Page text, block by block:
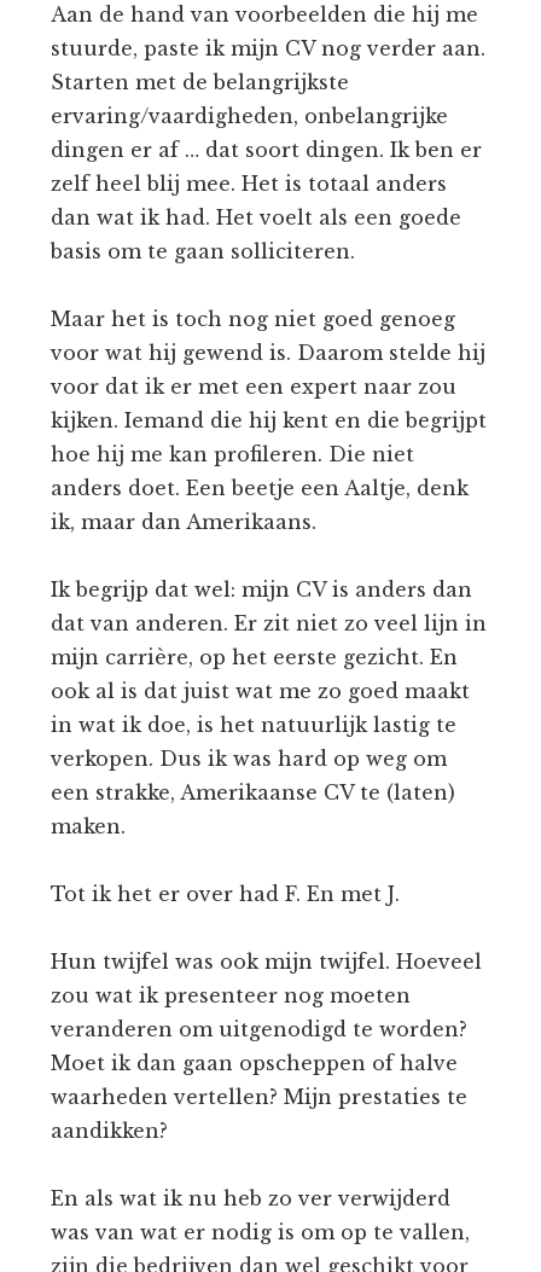
Aan de hand van voorbeelden die hij me
stuurde, paste ik mijn CV nog verder aan.
Starten met de belangrijkste
ervaring/vaardigheden, onbelangrijke
dingen er af … dat soort dingen. Ik ben er
zelf heel blij mee. Het is totaal anders
dan wat ik had. Het voelt als een goede
basis om te gaan solliciteren.
Maar het is toch nog niet goed genoeg
voor wat hij gewend is. Daarom stelde hij
voor dat ik er met een expert naar zou
kijken. Iemand die hij kent en die begrijpt
hoe hij me kan profileren. Die niet
anders doet. Een beetje een Aaltje, denk
ik, maar dan Amerikaans.
Ik begrijp dat wel: mijn CV is anders dan
dat van anderen. Er zit niet zo veel lijn in
mijn carrière, op het eerste gezicht. En
ook al is dat juist wat me zo goed maakt
in wat ik doe, is het natuurlijk lastig te
verkopen. Dus ik was hard op weg om
een strakke, Amerikaanse CV te (laten)
maken.
Tot ik het er over had F. En met J.
Hun twijfel was ook mijn twijfel. Hoeveel
zou wat ik presenteer nog moeten
veranderen om uitgenodigd te worden?
Moet ik dan gaan opscheppen of halve
waarheden vertellen? Mijn prestaties te
aandikken?
En als wat ik nu heb zo ver verwijderd
was van wat er nodig is om op te vallen,
zijn die bedrijven dan wel geschikt voor